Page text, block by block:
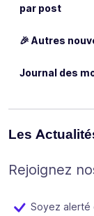
par post
🎉 Autres
Journal des
Les
Rejoignez
Soyez alerté